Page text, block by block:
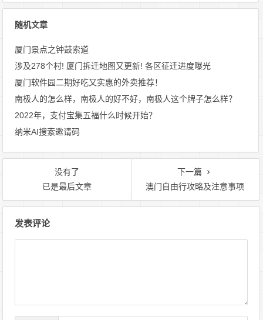
随机文章
厦门景点之钟鼓索道
涉及278个村! 厦门拆迁地图又更新! 各区征迁进度曝光
厦门软件园二期好吃又实惠的外卖推荐！
南极人的怎么样，南极人的好不好，南极人这个牌子怎么样？
2022年，支付宝集五福什么时候开始？
纳米AI搜索邀请码
没有了
已是最后文章
下一篇
澳门自由行攻略及注意事项
发表评论